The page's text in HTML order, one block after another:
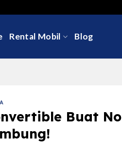
Rental Mobil Blog
Buat